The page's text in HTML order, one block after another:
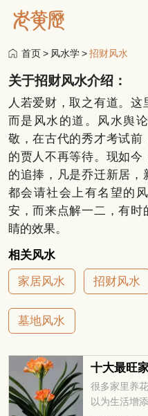
首页> 风水学>招财风水
关于招财风水介绍：
人若爱财，取之有道。这
而是风水的道。风水舆
敬，在古代的秀才考试前
的贾人不再等待。现如
的追捧，凡是乔迁新居
都会请社会上有名望的
安，而来点解一二，有时
睛的效果。
相关风水
家居风水
招财风水
墓地风水
十大最旺
很多家里养
以为生活增